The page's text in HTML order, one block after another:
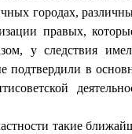
городах,
правых,
у следствия
подтвердили в
такие